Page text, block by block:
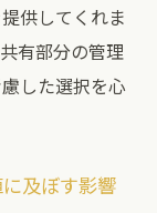
供してくれま
有部分の管理
した選択を心
及ぼす影響